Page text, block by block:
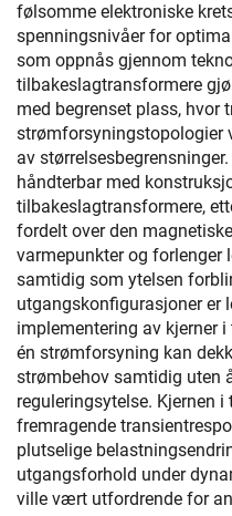
følsomme elektroniske
spenningsnivåer for
som oppnås gjennom
tilbakeslagtransformere
med begrenset plass, hvor
strømforsyningstopologier
av
håndterbar med
tilbakeslagtransformere,
fordelt over den
varmepunkter og forlenger
samtidig som ytelsen
utgangskonfigurasjoner er
implementering av kjerner
én strømforsyning kan
strømbehov samtidig uten
reguleringsytelse. Kjernen
fremragende
plutselige
utgangsforhold under
ville vært utfordrende for